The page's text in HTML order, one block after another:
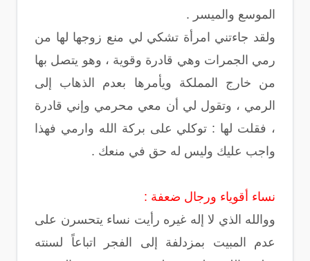
الموسع والميسر .
ولقد جاءتني امرأة تشكي لي منع زوجها لها من
رمي الجمرات وهي قادرة وقوية ، وهو يتصل بها
من خارج المملكة ويأمرها بعدم الذهاب إلى
الرمي ، وتقول لي أن معي محرمي وإني قادرة
، فقلت لها : توكلي على بركة الله وارمي فهذا
واجب عليك وليس له حق في منعك .
نساء أقوياء ورجال ضعفة :
ووالله الذي لا إله غيره رأيت نساء يتحسرن على
عدم المبيت بمزدلفة إلى الفجر اتباعاً لسنته